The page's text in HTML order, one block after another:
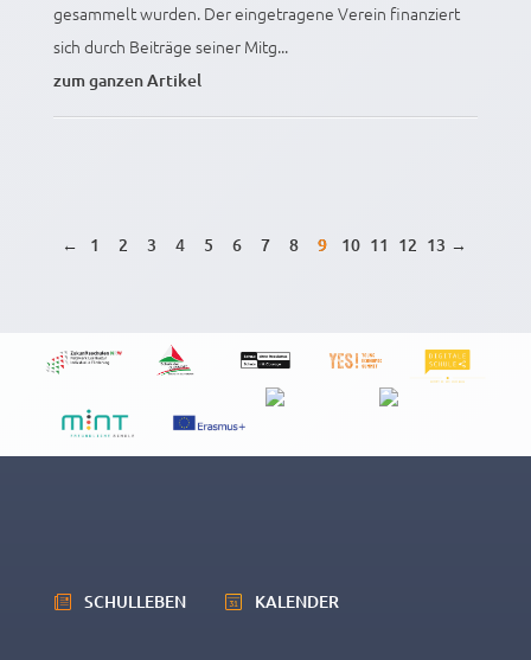
gesammelt wurden. Der eingetragene Verein finanziert
sich durch Beiträge seiner Mitg...
zum ganzen Artikel
← 1 2 3 4 5 6 7 8 9 10 11 12 13 →
SCHULLEBEN KALENDER